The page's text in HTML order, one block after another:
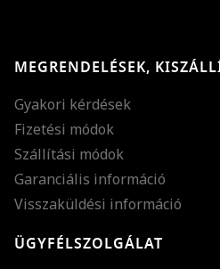
MEGRENDELÉSEK,
Gyakori kérdések
Fizetési módok
Szállítási módok
Garanciális információ
Visszaküldési információ
ÜGYFÉLSZOLGÁLAT